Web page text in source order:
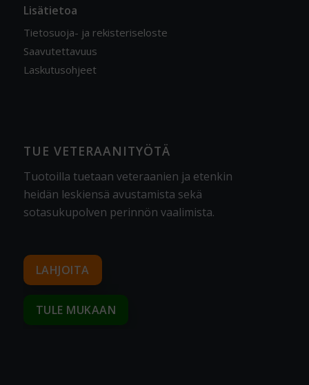
Lisätietoa
Tietosuoja- ja rekisteriseloste
Saavutettavuus
Laskutusohjeet
TUE VETERAANITYÖTÄ
Tuotoilla tuetaan veteraanien ja etenkin
heidän leskiensä avustamista sekä
sotasukupolven perinnön vaalimista.
LAHJOITA
TULE MUKAAN